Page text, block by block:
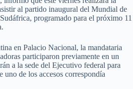
al partido inaugural del Mundial de
programado para el próximo 11
en Palacio Nacional, la mandataria
participaron previamente en un
a la sede del Ejecutivo federal para
de los accesos correspondía